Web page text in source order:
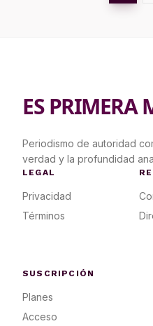
ES PRIMERA
Periodismo de autoridad
verdad y la profundidad
LEGAL
Privacidad
Términos
SUSCRIPCIÓN
Planes
Acceso